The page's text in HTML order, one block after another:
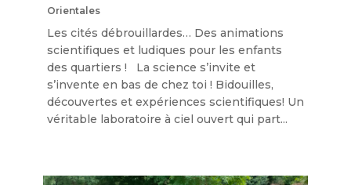
Orientales
Les cités débrouillardes… Des animations
scientifiques et ludiques pour les enfants
des quartiers ! La science s’invite et
s’invente en bas de chez toi ! Bidouilles,
découvertes et expériences scientifiques! Un
véritable laboratoire à ciel ouvert qui part...